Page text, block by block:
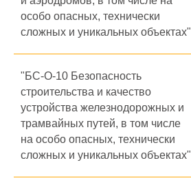
особо опасных, технически
сложных и уникальных объектах"
"БС-О-10 Безопасность
строительства и качество
устройства железнодорожных и
трамвайных путей, в том числе
на особо опасных, технически
сложных и уникальных объектах"